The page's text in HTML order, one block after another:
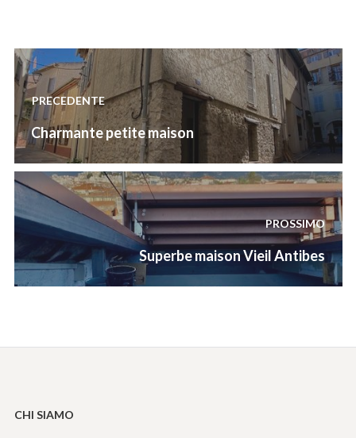
Navigazione
articoli
PRECEDENTE
Previous
post:
Charmante petite maison
PROSSIMO
post:
Superbe maison Vieil Antibes
CHI SIAMO